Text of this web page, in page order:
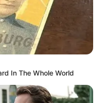
In The Whole World